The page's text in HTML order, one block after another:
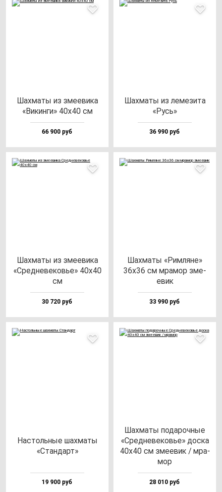
Шах­ма­ты из зме­еви­ка
«Викин­ги» 40х40 см
66 900 руб
Шах­ма­ты из ле­ме­зи­та
«Русь»
36 990 руб
Шах­ма­ты из зме­еви­ка
«Сред­не­ве­ковье» 40х40
см
30 720 руб
Шах­ма­ты «Рим­ля­не»
36х36 см мра­мор зме­
евик
33 990 руб
Нас­толь­ные шах­ма­ты
«Стан­дарт»
19 900 руб
Шах­ма­ты по­да­роч­ные
«Сред­не­ве­ковье» дос­ка
40х40 см зме­евик / мра­
мор
28 010 руб